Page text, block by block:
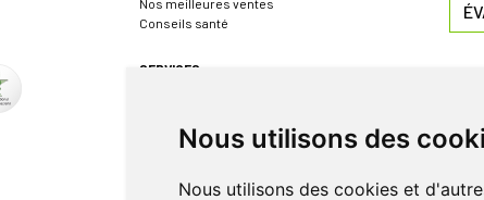
Nous utilisons des
Nous utilisons des cookies et
Conseils santé
SERVICES
Événements